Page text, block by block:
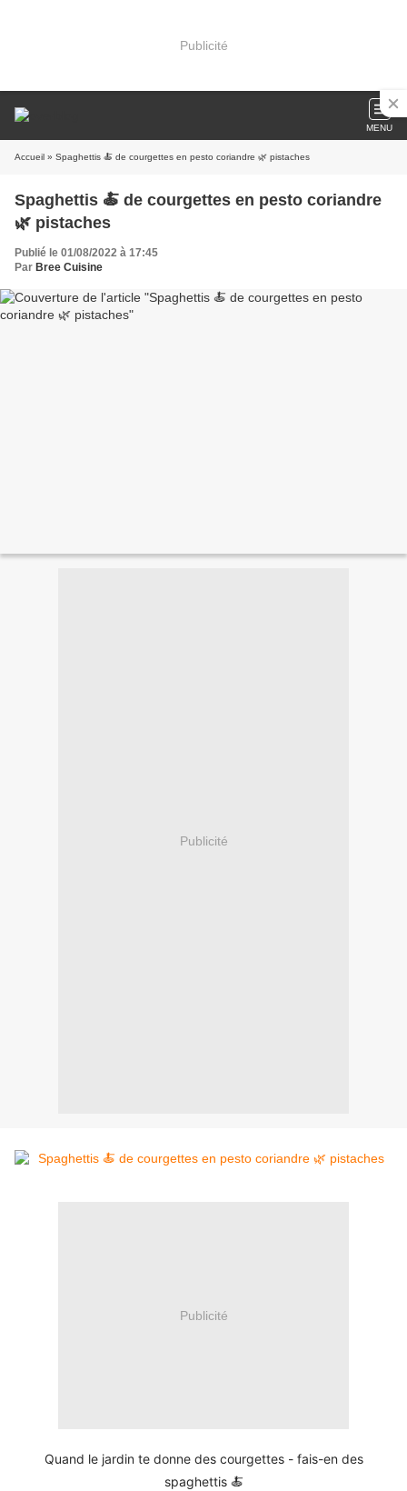
Publicité
MENU
Accueil » Spaghettis 🍝 de courgettes en pesto coriandre 🌿 pistaches
Spaghettis 🍝 de courgettes en pesto coriandre
🌿 pistaches
Publié le 01/08/2022 à 17:45
Par Bree Cuisine
Publicité
Publicité
Quand le jardin te donne des courgettes - fais-en des
spaghettis 🍝